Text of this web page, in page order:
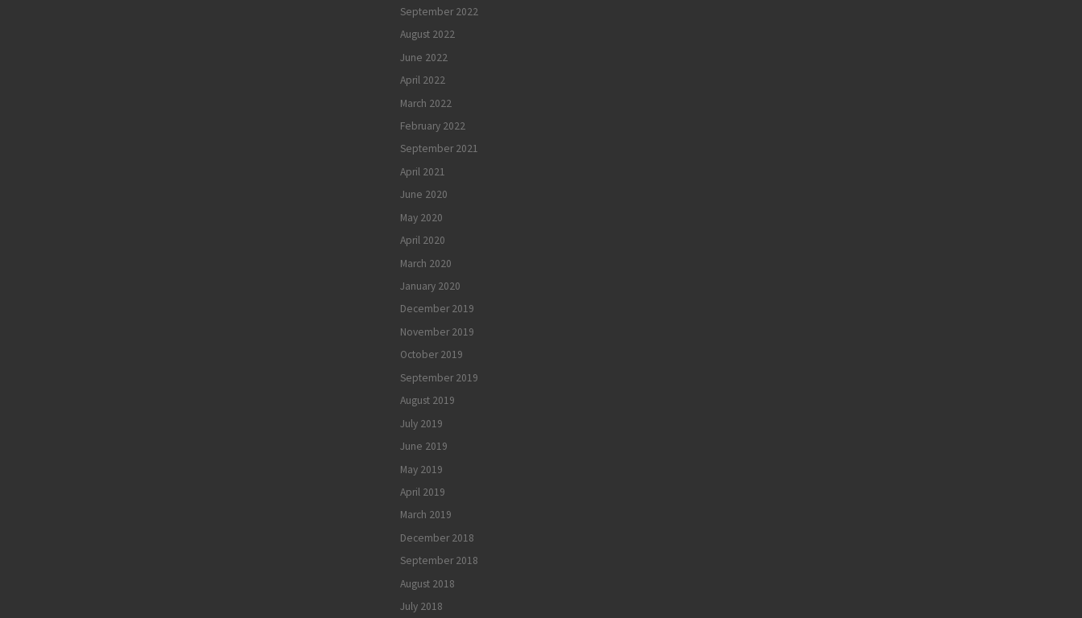
September 2022
August 2022
June 2022
April 2022
March 2022
February 2022
September 2021
April 2021
June 2020
May 2020
April 2020
March 2020
January 2020
December 2019
November 2019
October 2019
September 2019
August 2019
July 2019
June 2019
May 2019
April 2019
March 2019
December 2018
September 2018
August 2018
July 2018